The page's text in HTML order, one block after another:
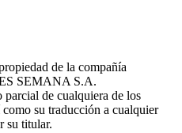
de la compañía
SEMANA S.A.
de cualquiera de los
su traducción a cualquier
su titular.